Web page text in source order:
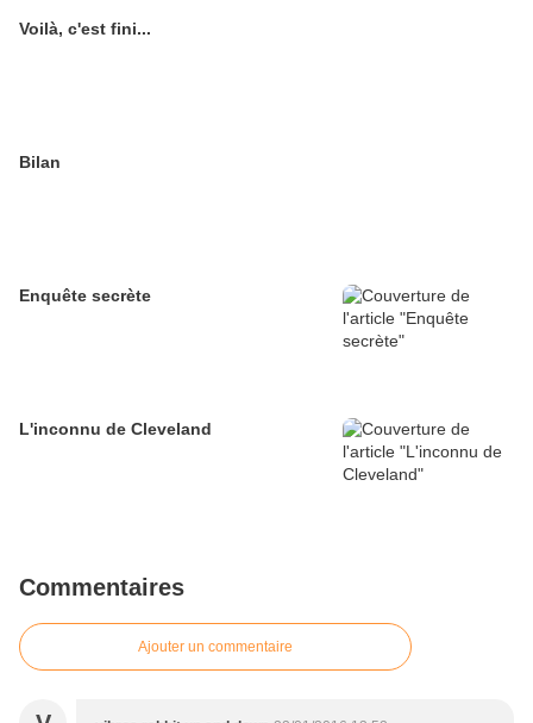
Voilà, c'est fini...
Bilan
Enquête secrète
L'inconnu de Cleveland
Commentaires
Ajouter un commentaire